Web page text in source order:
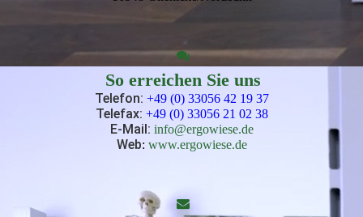
So erreichen Sie uns
Telefon: +49 (0) 33056 42 19 37
Telefax: +49 (0) 33056 21 02 38
E-Mail : info@ergowiese.de
Web: www.ergowiese.de